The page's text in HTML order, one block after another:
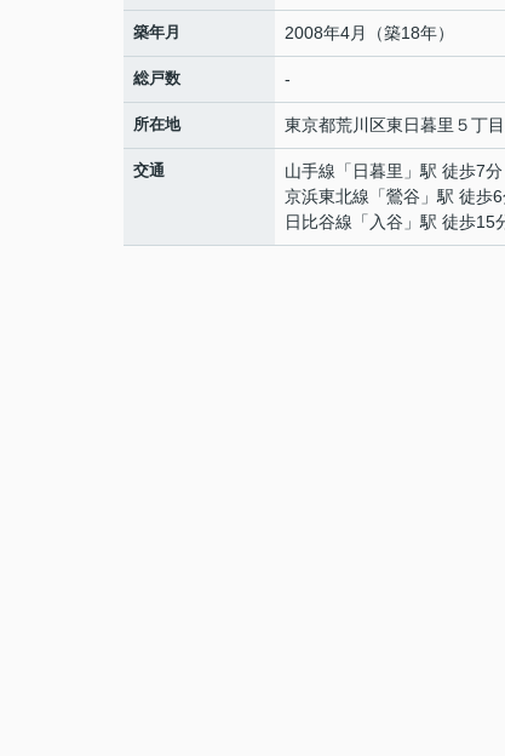
築年月 2008年4月（築18年）
総戸数 -
所在地 東京都荒川区東日暮里 ５丁
交通 山手線 「 日暮里 」駅 徒歩7分
京浜東北線 「鶯谷 」駅 徒歩
日比谷線 「 入谷 」駅 徒歩15